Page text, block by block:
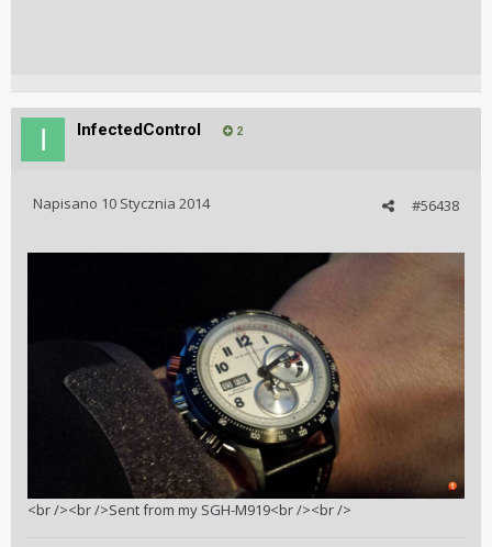
InfectedControl 2
#56438
Napisano 10 Stycznia 2014
<br /><br />Sent from my SGH-M919<br /><br />